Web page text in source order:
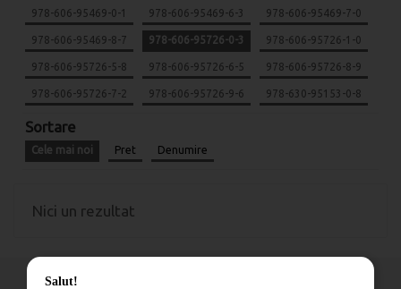
978-606-95469-0-1 978-606-95469-6-3 978-606-95469-7-0
978-606-95469-8-7 978-606-95726-0-3 978-606-95726-1-0
978-606-95726-5-8 978-606-95726-6-5 978-606-95726-8-9
978-606-95726-7-2 978-606-95726-9-6 978-630-95153-0-8
Sortare
Cele mai noi Pret Denumire
Nici un rezultat
Salut!